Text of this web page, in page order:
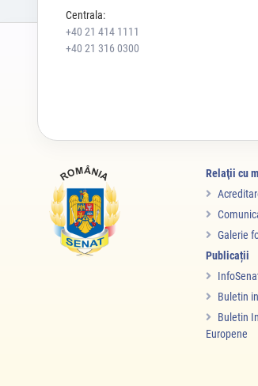
Centrala:
+40 21 414 1111
+40 21 316 0300
Relaţii cu
Galerie
Publicații
Buletin
Buletin
Europene